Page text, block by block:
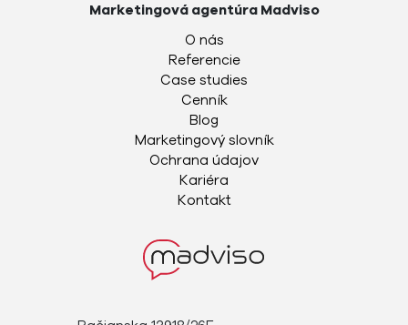
Marketingová agentúra Madviso
O nás
Referencie
Case studies
Cenník
Blog
Marketingový slovník
Ochrana údajov
Kariéra
Kontakt